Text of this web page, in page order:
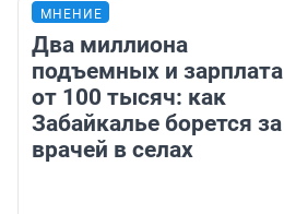
МНЕНИЕ
Два миллиона
подъемных и зарплата
от 100 тысяч: как
Забайкалье борется за
врачей в селах